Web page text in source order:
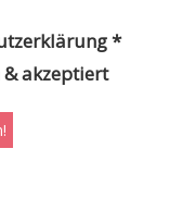
*
& akzeptiert